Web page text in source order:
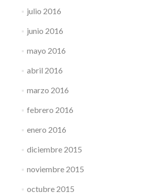
julio 2016
junio 2016
mayo 2016
abril 2016
marzo 2016
febrero 2016
enero 2016
diciembre 2015
noviembre 2015
octubre 2015